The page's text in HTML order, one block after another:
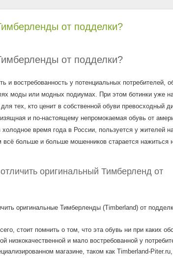
от подделки?
от подделки?
и востребованность у потенциальных потребителей,
моды или модных подиумах. При этом ботинки уже
тех, кто ценит в собственной обуви превосходный
и по-настоящему непромокаемая обувь от
время года в России, пользуется у жителей
больше и больше мошенников старается нажиться
оригинальный Тимберленд от
оригинальные Тимберленды (Timberland) от
стоит помнить о том, что эта обувь ни при каких
низкокачественной и мало востребованной у
магазине, таком как Timberland-